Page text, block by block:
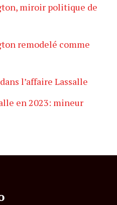
miroir politique de
remodelé comme
l’affaire Lassalle
en 2023: mineur